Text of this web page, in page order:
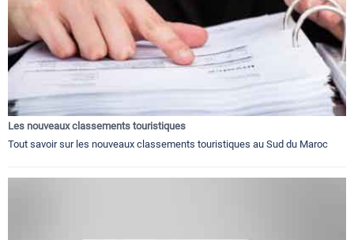
Les nouveaux classements touristiques
Tout savoir sur les nouveaux classements touristiques au Sud du Maroc